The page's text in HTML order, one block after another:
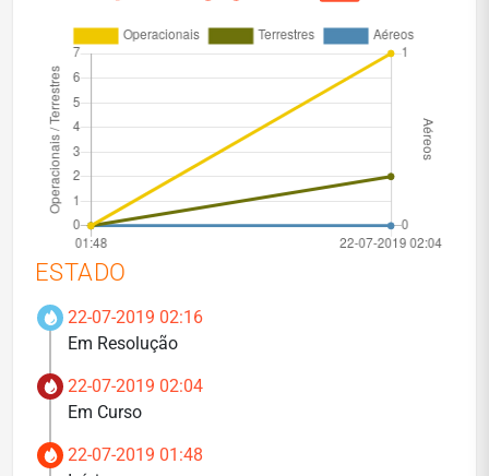
ESTADO
22-07-2019 02:16
Em Resolução
22-07-2019 02:04
Em Curso
22-07-2019 01:48